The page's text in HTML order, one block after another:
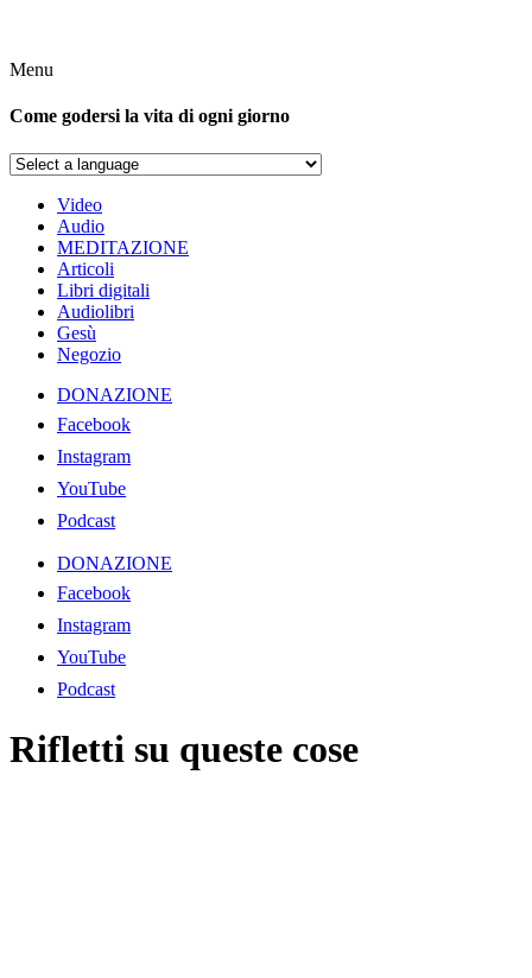
Menu
Come godersi la vita di ogni giorno
Video
Audio
MEDITAZIONE
Articoli
Libri digitali
Audiolibri
Gesù
Negozio
DONAZIONE
Facebook
Instagram
YouTube
Podcast
DONAZIONE
Facebook
Instagram
YouTube
Podcast
Rifletti su queste cose